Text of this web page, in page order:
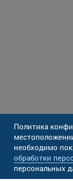
2012-2026 ©
ООО «РКС-
Разработка:
Политика
необходимо
обработки
персональных